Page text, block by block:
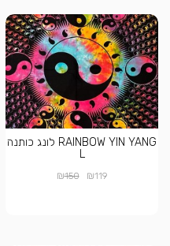
RAINBOW YIN YANG לונג כותנה
L
₪119
₪150